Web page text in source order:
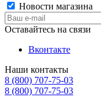
Новости магазина
Оставайтесь на связи
Вконтакте
Наши контакты
8 (800) 707-75-03
8 (800) 707-75-03